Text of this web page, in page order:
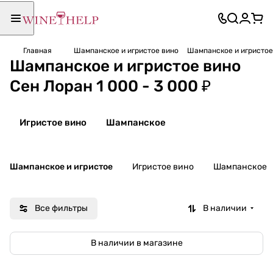
Главная Шампанское и игристое вино Шампанское и
Шампанское и игристое вино
Сен Лоран 1 000 - 3 000 ₽
Игристое вино Шампанское
Шампанское и игристое Игристое вино Шампанское
Все фильтры В наличии
В наличии в магазине